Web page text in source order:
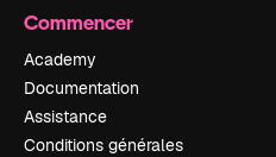
Commencer
Academy
Documentation
Assistance
Conditions générales